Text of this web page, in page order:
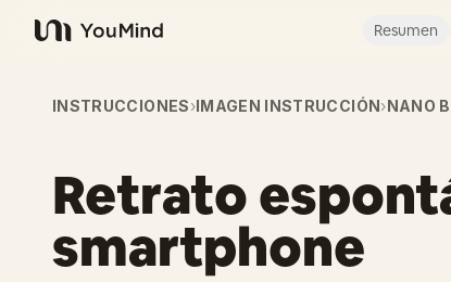
YouMind
Resumen
INSTRUCCIONES›IMAGEN INSTRUCCIÓN›NANO
Retrato
smartphone